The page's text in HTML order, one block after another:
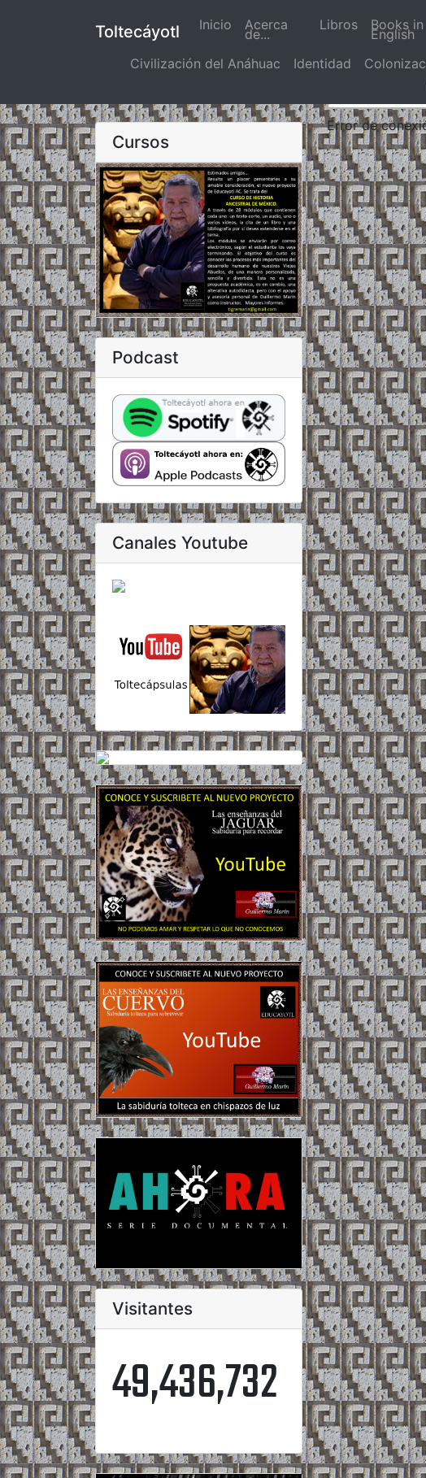
Toltecáyotl Inicio (actual)
Acerca
de...
Libros Books in
English
Civilización del Anáhuac Identidad
Cursos
Podcast
Canales Youtube
Visitantes
49,436,732
Error de